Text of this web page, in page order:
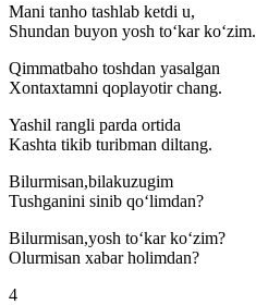
Mani tanho tashlab ketdi u,
Shundan buyon yosh to‘kar ko‘zim.
Qimmatbaho toshdan yasalgan
Xontaxtamni qoplayotir chang.
Yashil rangli parda ortida
Kashta tikib turibman diltang.
Bilurmisan,bilakuzugim
Tushganini sinib qo‘limdan?
Bilurmisan,yosh to‘kar ko‘zim?
Olurmisan xabar holimdan?
4